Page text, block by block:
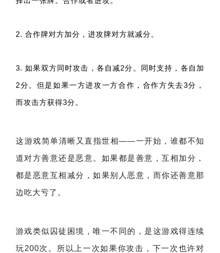
2. 合作牌对方加分，进攻牌对方就减分。
3. 如果双方同时攻击，各自减2分。同时支持，各自加
2分。但是如果一方进攻一方合作，合作方失去3分，
而攻击方获得3分。
这游戏简单清晰又直指世相——一开始，谁都不知
道对方善意还是恶意。如果都是善意，互相加分，
都是恶意互相减分，如果别人恶意，而你还善意那
边吃大亏了。
游戏类似囚徒困境，唯一不同的，是这游戏得连续
玩200次。所以上一次如果你攻击，下一次也许对